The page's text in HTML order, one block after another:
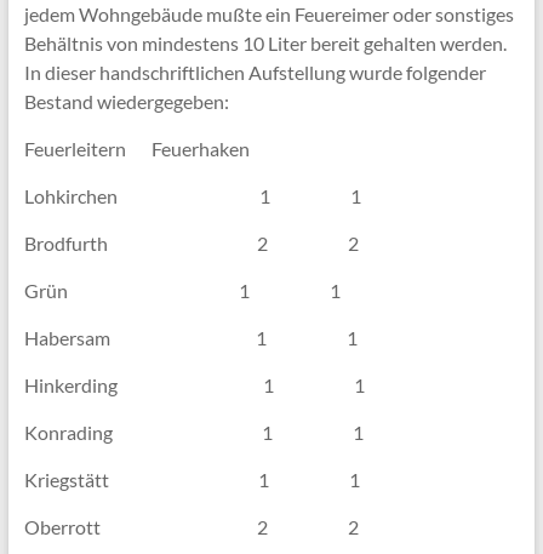
jedem Wohngebäude mußte ein Feuereimer oder sonstiges
Behältnis von mindestens 10 Liter bereit gehalten werden.
In dieser handschriftlichen Aufstellung wurde folgender
Bestand wiedergegeben:
Feuerleitern Feuerhaken
Lohkirchen 1 1
Brodfurth 2 2
Grün 1 1
Habersam 1 1
Hinkerding 1 1
Konrading 1 1
Kriegstätt 1 1
Oberrott 2 2